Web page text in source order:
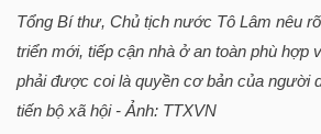
Tổng Bí thư, Chủ tịch nước Tô Lâm nêu
triển mới, tiếp cận nhà ở an toàn phù hợp
phải được coi là quyền cơ bản của người
tiến bộ xã hội - Ảnh: TTXVN